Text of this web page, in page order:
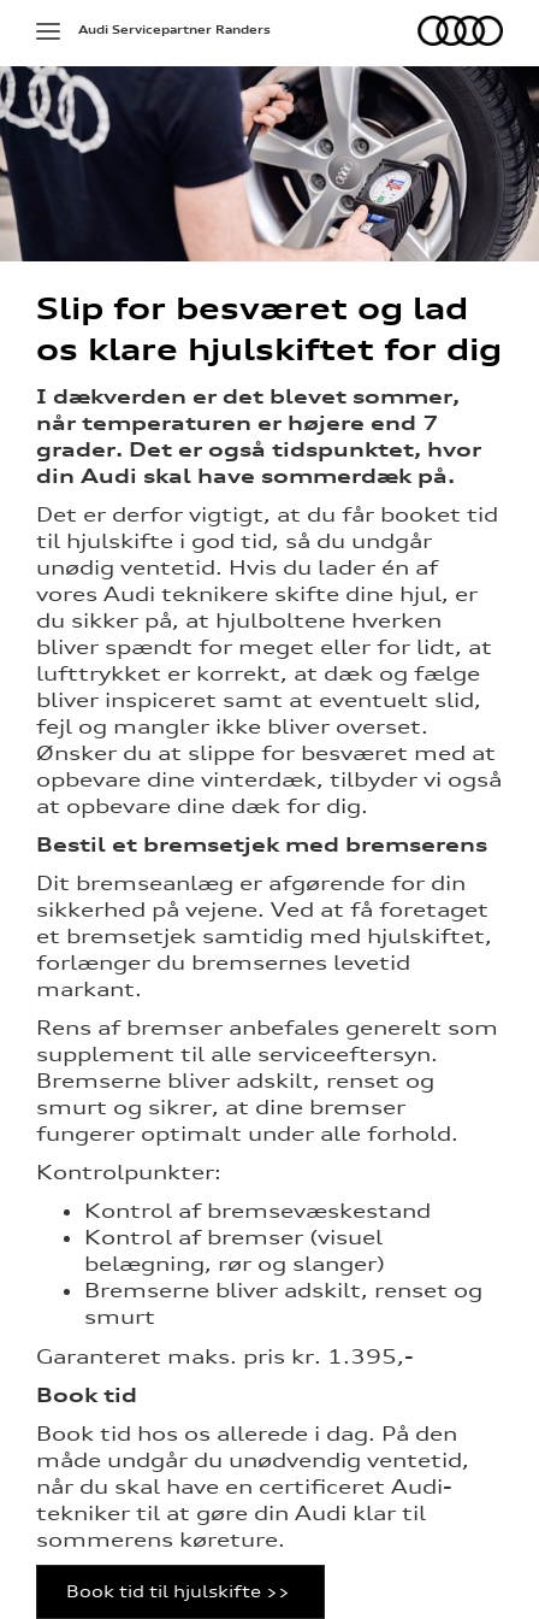
værkstedet
5 år?
elbiler
til
Toggle
navigation
Audi
Audi Servicepartner Randers
Slip for besværet og lad
os klare hjulskiftet for dig
I dækverden er det blevet sommer,
når temperaturen er højere end 7
grader. Det er også tidspunktet, hvor
din Audi skal have sommerdæk på.
Det er derfor vigtigt, at du får booket tid
til hjulskifte i god tid, så du undgår
unødig ventetid. Hvis du lader én af
vores Audi teknikere skifte dine hjul, er
du sikker på, at hjulboltene hverken
bliver spændt for meget eller for lidt, at
lufttrykket er korrekt, at dæk og fælge
bliver inspiceret samt at eventuelt slid,
fejl og mangler ikke bliver overset.
Ønsker du at slippe for besværet med at
opbevare dine vinterdæk, tilbyder vi også
at opbevare dine dæk for dig.
Bestil et bremsetjek med bremserens
Dit bremseanlæg er afgørende for din
sikkerhed på vejene. Ved at få foretaget
et bremsetjek samtidig med hjulskiftet,
forlænger du bremsernes levetid
markant.
Rens af bremser anbefales generelt som
supplement til alle serviceeftersyn.
Bremserne bliver adskilt, renset og
smurt og sikrer, at dine bremser
fungerer optimalt under alle forhold.
Kontrolpunkter:
Kontrol af bremsevæskestand
Kontrol af bremser (visuel
belægning, rør og slanger)
Bremserne bliver adskilt, renset og
smurt
Garanteret maks. pris kr. 1.395,-
Book tid
Book tid hos os allerede i dag. På den
måde undgår du unødvendig ventetid,
når du skal have en certificeret Audi-
tekniker til at gøre din Audi klar til
sommerens køreture.
Book tid til hjulskifte >>